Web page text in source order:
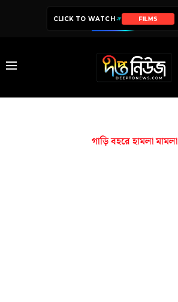
CLICK TO WATCH FILMS
গাড়ি বহরে হামলা মামলা